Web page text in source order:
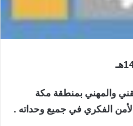
والمهني بمنطقة مكة
الأمن الفكري في جميع وحداته .